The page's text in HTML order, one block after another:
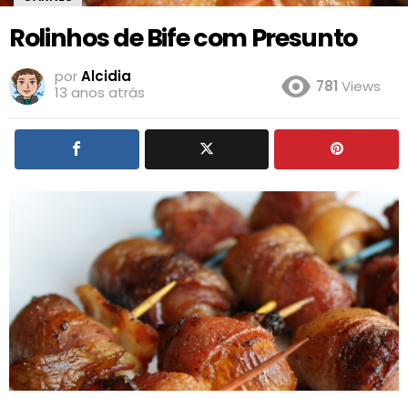
Rolinhos de Bife com Presunto
porAlcidia
13 anos atrás
781 Views